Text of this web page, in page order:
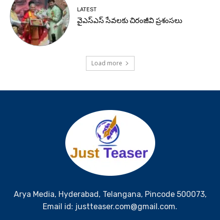
LATEST
వైఎస్ఎస్ సేవలకు చిరంజీవి ప్రశంసలు
Load more
Arya Media, Hyderabad, Telangana, Pincode 500073,
Email id: justteaser.com@gmail.com.